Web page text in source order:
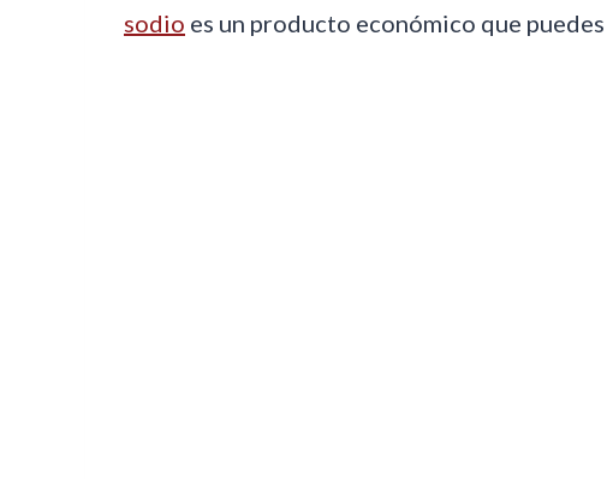
sodio es un producto económico que